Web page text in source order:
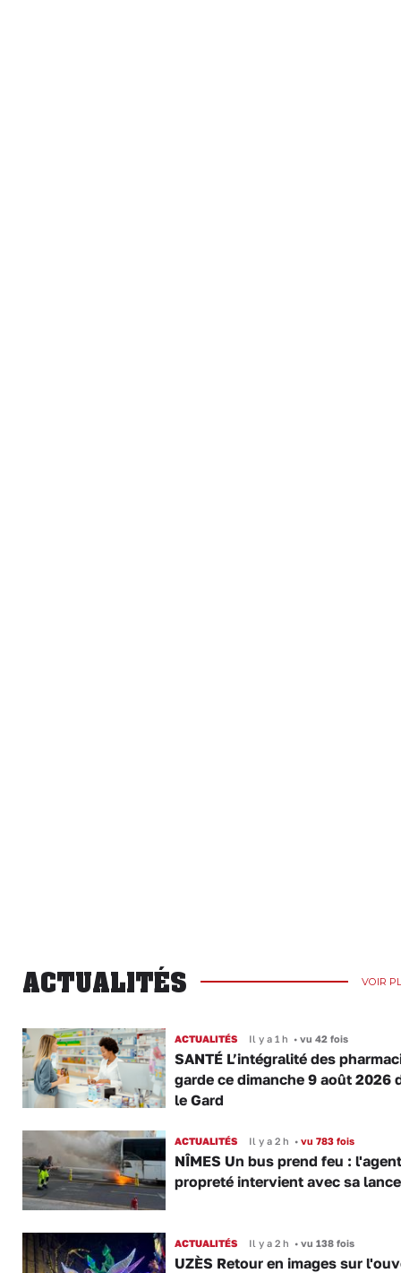
ACTUALITÉS VOIR
ACTUALITÉS Il y a 1 h •vu 42 fois
SANTÉ L’intégralité des
garde ce dimanche 9 août 2026
le Gard
ACTUALITÉS Il y a 2 h •vu 783 fois
NÎMES Un bus prend feu :
propreté intervient avec sa lance
ACTUALITÉS Il y a 2 h •vu 138 fois
UZÈS Retour en images sur